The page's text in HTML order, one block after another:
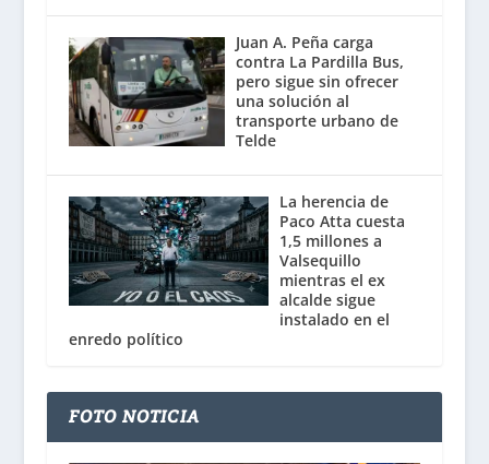
Juan A. Peña carga
contra La Pardilla Bus,
pero sigue sin ofrecer
una solución al
transporte urbano de
Telde
La herencia de
Paco Atta cuesta
1,5 millones a
Valsequillo
mientras el ex
alcalde sigue
instalado en el
enredo político
FOTO NOTICIA